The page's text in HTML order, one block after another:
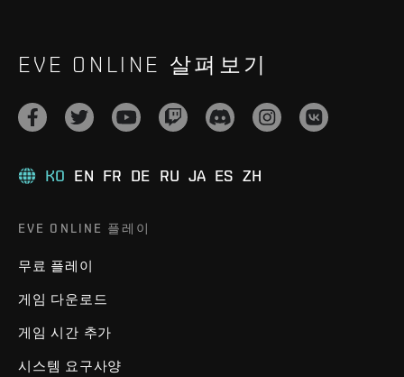
EVE ONLINE 살펴보기
KO EN FR DE RU JA ES ZH
EVE ONLINE 플레이
무료 플레이
게임 다운로드
게임 시간 추가
시스템 요구사양